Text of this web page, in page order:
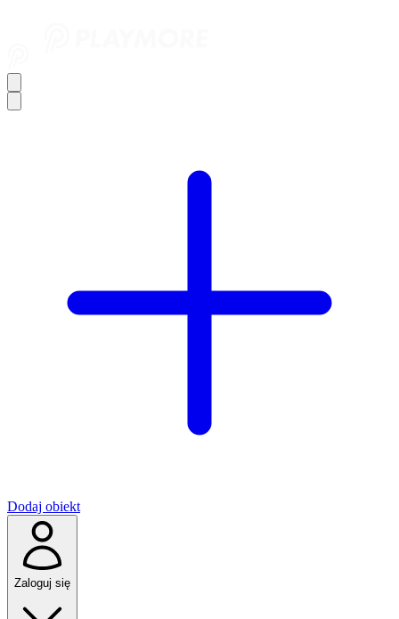
Dodaj obiekt
Zaloguj się